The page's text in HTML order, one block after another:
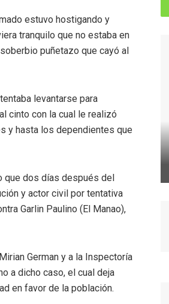
estuvo hostigando y
tranquilo que no estaba en
puñetazo que cayó al
levantarse para
cinto con la cual le realizó
y hasta los dependientes que
que dos días después del
y actor civil por tentativa
Garlin Paulino (El Manao),
German y a la Inspectoría
a dicho caso, el cual deja
en favor de la población.